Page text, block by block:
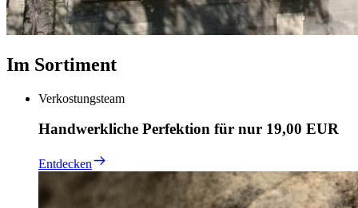
Im Sortiment
Verkostungsteam
Handwerkliche Perfektion für nur 19,00 EUR
Entdecken